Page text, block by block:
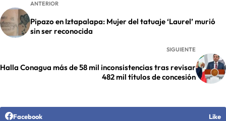
ANTERIOR
Pipazo en Iztapalapa: Mujer del tatuaje ‘Laurel’ murió
sin ser reconocida
SIGUIENTE
Halla Conagua más de 58 mil inconsistencias tras revisar
482 mil títulos de concesión
Facebook Like